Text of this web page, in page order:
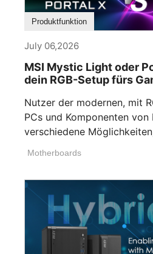
Produktfunktion
July 06,2026
MSI Mystic Light oder
dein RGB-Setup fürs
Nutzer der modernen, mit
PCs und Komponenten von
verschiedene
Motherboards